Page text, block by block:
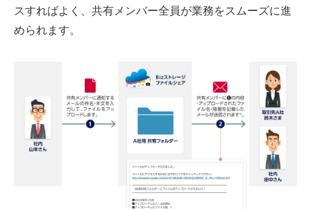
スすればよく、共有メンバー全員が業務をスムーズに進
められます。